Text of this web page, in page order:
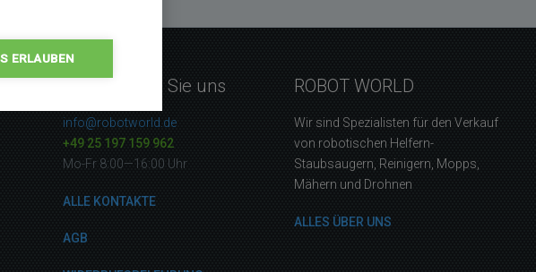
Kontaktieren Sie uns
info@robotworld.de
+49 25 197 159 962
Mo-Fr 8:00—16:00 Uhr
ALLE KONTAKTE
AGB
ROBOT WORLD
Wir sind Spezialisten für den Verkauf
von robotischen Helfern-
Staubsaugern, Reinigern, Mopps,
Mähern und Drohnen
ALLES ÜBER UNS
ERLAUBEN